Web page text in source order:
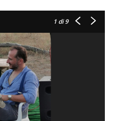
1 di 9